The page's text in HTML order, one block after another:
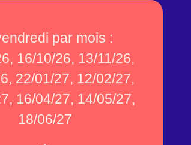
par mois :
16/10/26, 13/11/26,
22/01/27, 12/02/27,
16/04/27, 14/05/27,
18/06/27